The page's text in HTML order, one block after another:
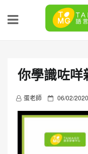
你學識咗咩
蛋老師
P
o
t
e
06/02/2020